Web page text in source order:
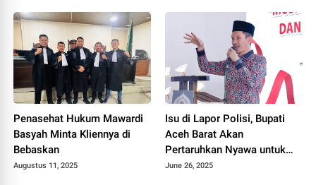
Penasehat Hukum Mawardi
Basyah Minta Kliennya di
Bebaskan
Augustus 11, 2025
Isu di Lapor Polisi, Bupati
Aceh Barat Akan
Pertaruhkan Nyawa untuk
Pertahankan Aset Daerah
June 26, 2025